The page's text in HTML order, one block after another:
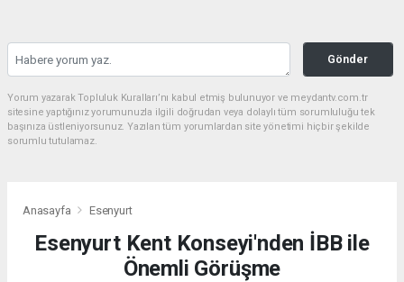
Gönder
Yorum yazarak Topluluk Kuralları’nı kabul etmiş bulunuyor ve meydantv.com.tr
sitesine yaptığınız yorumunuzla ilgili doğrudan veya dolaylı tüm sorumluluğu tek
başınıza üstleniyorsunuz. Yazılan tüm yorumlardan site yönetimi hiçbir şekilde
sorumlu tutulamaz.
Anasayfa Esenyurt
Esenyurt Kent Konseyi'nden İBB ile
Önemli Görüşme